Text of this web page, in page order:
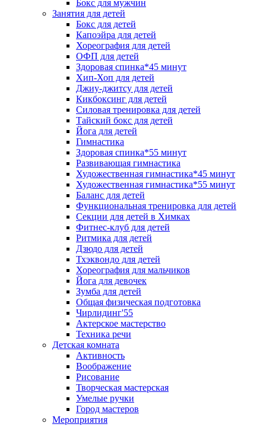
Бокс для мужчин
Занятия для детей
Бокс для детей
Капоэйра для детей
Хореография для детей
ОФП для детей
Здоровая спинка*45 минут
Хип-Хоп для детей
Джиу-джитсу для детей
Кикбоксинг для детей
Силовая тренировка для детей
Тайский бокс для детей
Йога для детей
Гимнастика
Здоровая спинка*55 минут
Развивающая гимнастика
Художественная гимнастика*45 минут
Художественная гимнастика*55 минут
Баланс для детей
Функциональная тренировка для детей
Секции для детей в Химках
Фитнес-клуб для детей
Ритмика для детей
Дзюдо для детей
Тхэквондо для детей
Хореография для мальчиков
Йога для девочек
Зумба для детей
Общая физическая подготовка
Чирлидинг'55
Актерское мастерство
Техника речи
Детская комната
Активность
Воображение
Рисование
Творческая мастерская
Умелые ручки
Город мастеров
Мероприятия